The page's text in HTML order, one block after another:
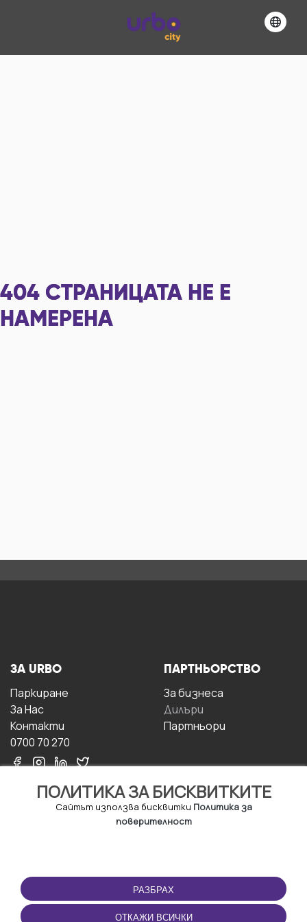
404 СТРАНИЦАТА НЕ Е
НАМЕРЕНА
ПОЛИТИКА ЗА БИСКВИТКИТЕ
Сайтът използва бисквитки Политика за
поверителност
РАЗБРАХ
ОТКАЖИ ВСИЧКИ
ЗА URBO
Паркиране
За Hас
Контакти
0700 70 270
ПАРТНЬОРСТВО
За бизнесa
Дилъри
Партньори
ПОЛЗВАНЕ
Правила и условия за
ползване
ПРИЛОЖЕНИЕТО